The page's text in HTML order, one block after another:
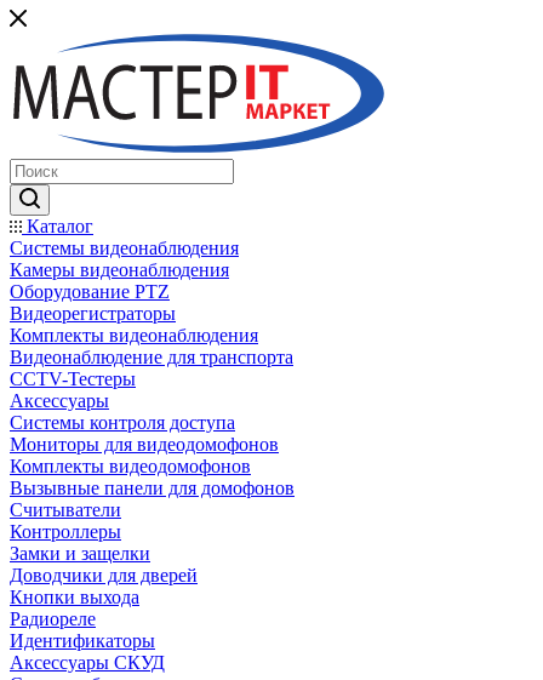
Каталог
Системы видеонаблюдения
Камеры видеонаблюдения
Оборудование PTZ
Видеорегистраторы
Комплекты видеонаблюдения
Видеонаблюдение для транспорта
CCTV-Тестеры
Аксессуары
Системы контроля доступа
Мониторы для видеодомофонов
Комплекты видеодомофонов
Вызывные панели для домофонов
Считыватели
Контроллеры
Замки и защелки
Доводчики для дверей
Кнопки выхода
Радиореле
Идентификаторы
Аксессуары СКУД